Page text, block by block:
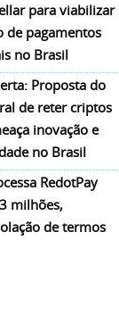
para viabilizar
de pagamentos
no Brasil
Proposta do
de reter criptos
inovação e
no Brasil
RedotPay
milhões,
de termos